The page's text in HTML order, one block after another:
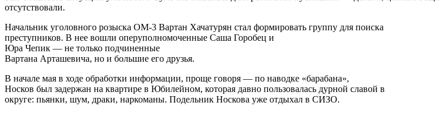
отсутствовали.
Начальник уголовного розыска ОМ-3 Вартан Хачатурян стал формировать группу для поиска
преступников. В нее вошли оперуполномоченные Саша Горобец и
Юра Чепик — не только подчиненные
Вартана Арташевича, но и большие его друзья.
В начале мая в ходе обработки информации, проще говоря — по наводке «барабана»,
Носков был задержан на квартире в Юбилейном, которая давно пользовалась дурной славой в
округе: пьянки, шум, драки, наркоманы. Подельник Носкова уже отдыхал в СИЗО.